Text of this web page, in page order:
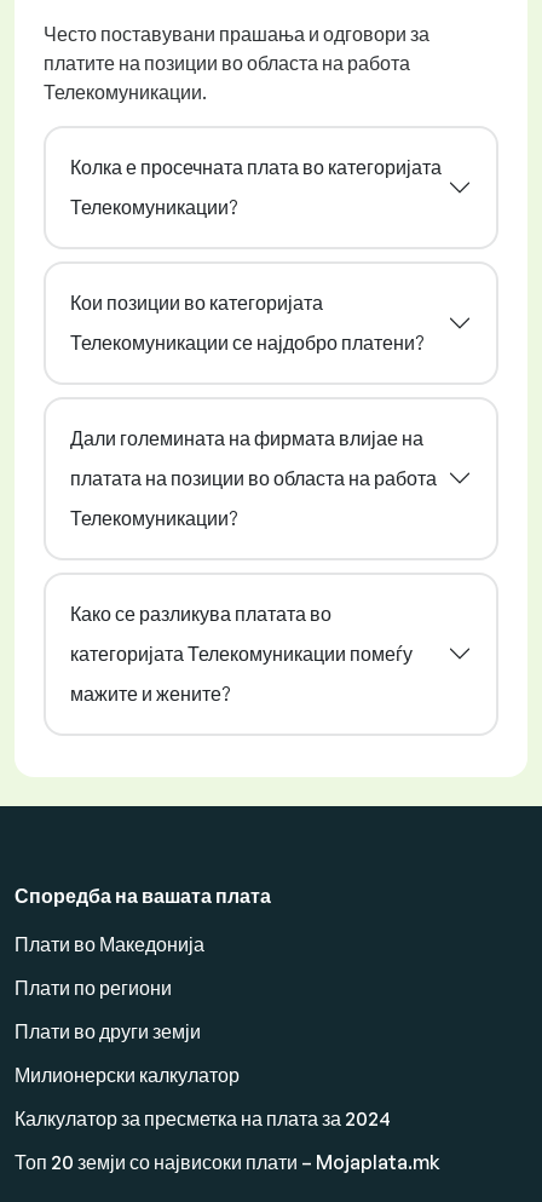
Често поставувани прашања и одговори за
платите на позиции во областа на работа
Телекомуникации.
Колка е просечната плата во категоријата
Телекомуникации?
Кои позиции во категоријата
Телекомуникации се најдобро платени?
Дали големината на фирмата влијае на
платата на позиции во областа на работа
Телекомуникации?
Како се разликува платата во
категоријата Телекомуникации помеѓу
мажите и жените?
Споредба на вашата плата
Плати во Македонија
Плати по региони
Плати во други земји
Милионерски калкулатор
Калкулатор за пресметка на плата за 2024
Топ 20 земји со највисоки плати – Mojaplata.mk